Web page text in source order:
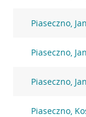
Piaseczno,
Piaseczno,
Piaseczno,
Piaseczno,